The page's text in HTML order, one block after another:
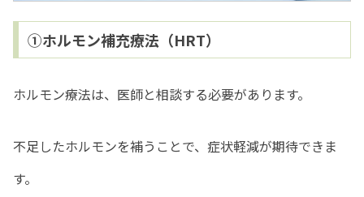
①ホルモン補充療法（HRT）
ホルモン療法は、医師と相談する必要があります。
不足したホルモンを補うことで、症状軽減が期待できま
す。